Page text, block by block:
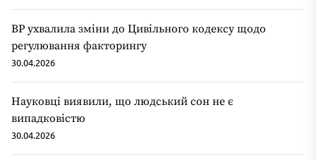
ВР ухвалила зміни до Цивільного кодексу щодо
регулювання факторингу
30.04.2026
Науковці виявили, що людський сон не є
випадковістю
30.04.2026